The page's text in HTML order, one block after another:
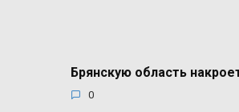
Брянскую область
0